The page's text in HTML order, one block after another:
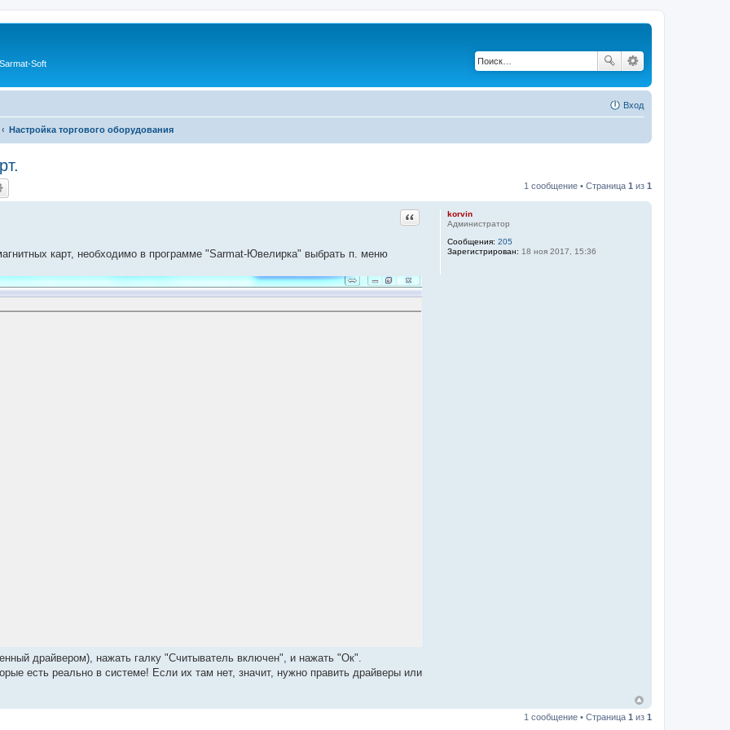
Soft
Вход
Настройка торгового оборудования
1 сообщение • Страница 1 из 1
korvin
Администратор
Сообщения: 205
Зарегистрирован: 18 ноя 2017, 15:36
Цитата
карт, необходимо в программе "Sarmat-Ювелирка" выбрать п. меню
драйвером), нажать галку "Считыватель включен", и нажать "Ок".
есть реально в системе! Если их там нет, значит, нужно править драйверы или
1 сообщение • Страница 1 из 1